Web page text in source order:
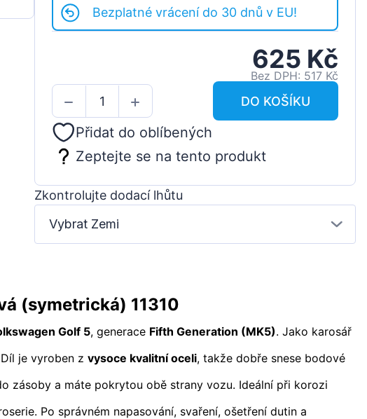
Bezplatné vrácení do 30 dnů v EU!
625 Kč
Bez DPH: 517 Kč
DO KOŠÍKU
Přidat do oblíbených
Zeptejte se na tento produkt
Zkontrolujte dodací lhůtu
Vybrat Zemi
(symetrická) 11310
Golf 5, generace Fifth Generation (MK5). Jako karosář
je vyroben z vysoce kvalitní oceli, takže dobře snese bodové
zásoby a máte pokrytou obě strany vozu. Ideální při korozi
Po správném napasování, svaření, ošetření dutin a